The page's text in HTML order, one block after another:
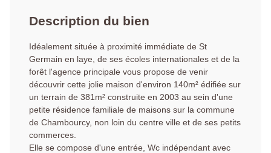
Description du bien
Idéalement située à proximité immédiate de St
Germain en laye, de ses écoles internationales et de la
forêt l'agence principale vous propose de venir
découvrir cette jolie maison d'environ 140m² édifiée sur
un terrain de 381m² construite en 2003 au sein d'une
petite résidence familiale de maisons sur la commune
de Chambourcy, non loin du centre ville et de ses petits
commerces.
Elle se compose d'une entrée, Wc indépendant avec